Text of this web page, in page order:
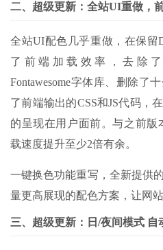
二、超级更新：全站UI重做，
全站UI配色几乎重做，在保
了前端加载效率，去除了
Fontawesome字体库、删除了
了前端输出的CSS和JS代码，
的呈现在用户面前。与之前
载速度提升至少2倍有余。
一键换色功能重写，全新提供
量更高展现的配色方案，让网站
三、超级更新：日/夜间模式 自